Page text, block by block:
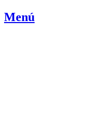
Ir
al
Menú